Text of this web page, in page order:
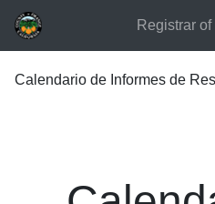
Registrar of
Calendario de Informes de